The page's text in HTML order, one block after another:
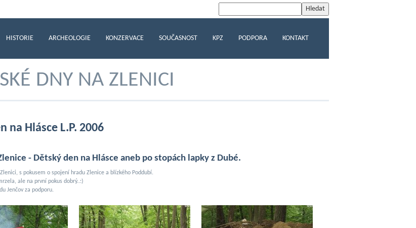
HISTORIE ARCHEOLOGIE KONZERVACE SOUČASNOST KPZ PODPORA KONTAKT
DNY NA ZLENICI
na Hlásce L.P. 2006
- Dětský den na Hlásce aneb po stopách lapky z Dubé.
s pokusem o spojení hradu Zlenice a blízkého Poddubí.
ale na první pokus dobrý..:)
Jenčov za podporu.